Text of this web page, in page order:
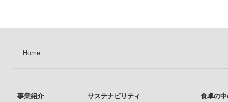
Home
事業紹介 サステナビリティ 食卓の